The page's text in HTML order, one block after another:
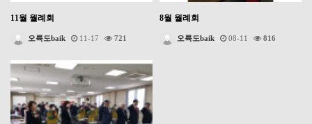
11월 월례회
오륙도baik 11-17 721
8월 월례회
오륙도baik 08-11 816